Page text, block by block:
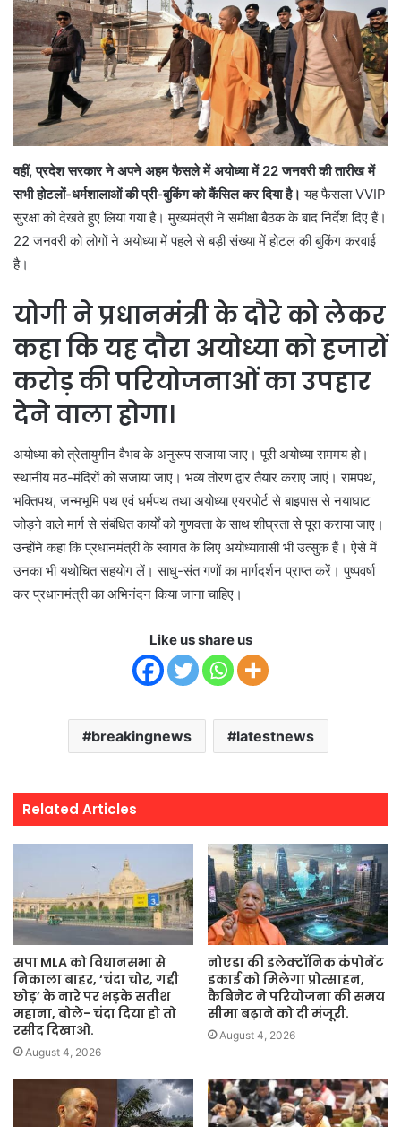
वहीं, प्रदेश सरकार ने अपने अहम फैसले में अयोध्या में 22 जनवरी की तारीख में
सभी होटलों-धर्मशालाओं की प्री-बुकिंग को कैंसिल कर दिया है।यह फैसला VVIP
सुरक्षा को देखते हुए लिया गया है। मुख्यमंत्री ने समीक्षा बैठक के बाद निर्देश दिए हैं।
22 जनवरी को लोगों ने अयोध्या में पहले से बड़ी संख्या में होटल की बुकिंग करवाई
है।
योगी ने प्रधानमंत्री के दाैरे को लेकर
कहा कि यह दाैरा अयोध्या को हजारों
करोड़ की परियोजनाओं का उपहार
देने वाला होगा।
अयोध्या को त्रेतायुगीन वैभव के अनुरूप सजाया जाए। पूरी अयोध्या राममय हो।
स्थानीय मठ-मंदिरों को सजाया जाए। भव्य तोरण द्वार तैयार कराए जाएं। रामपथ,
भक्तिपथ, जन्मभूमि पथ एवं धर्मपथ तथा अयोध्या एयरपोर्ट से बाइपास से नयाघाट
जोड़ने वाले मार्ग से संबंधित कार्यों को गुणवत्ता के साथ शीघ्रता से पूरा कराया जाए।
उन्होंने कहा कि प्रधानमंत्री के स्वागत के लिए अयोध्यावासी भी उत्सुक हैं। ऐसे में
उनका भी यथोचित सहयोग लें। साधु-संत गणों का मार्गदर्शन प्राप्त करें। पुष्पवर्षा
कर प्रधानमंत्री का अभिनंदन किया जाना चाहिए।
Like us share us
breakingnews latestnews
Related Articles
सपा MLA को विधानसभा से
निकाला बाहर, ‘चंदा चोर, गद्दी
छोड़’ के नारे पर भड़के सतीश
महाना, बोले- चंदा दिया हो तो
रसीद दिखाओ.
August 4, 2026
नोएडा की इलेक्ट्रॉनिक कंपोनेंट
इकाई को मिलेगा प्रोत्साहन,
कैबिनेट ने परियोजना की समय
सीमा बढ़ाने को दी मंजूरी.
August 4, 2026